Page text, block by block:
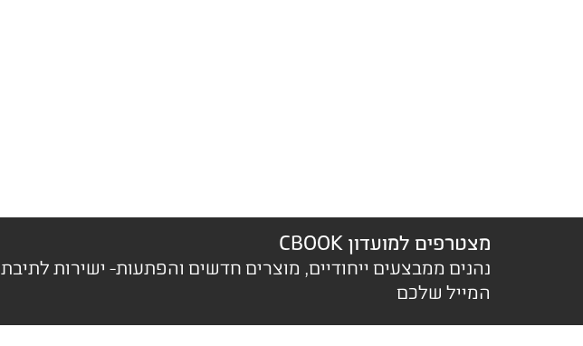
מצטרפים למועדון CBOOK
נהנים ממבצעים ייחודיים, מוצרים חדשים והפתעות- ישירות לתיבת
המייל שלכם